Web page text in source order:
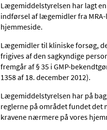
Lægemiddelstyrelsen har lagt
indførsel af lægemidler fra
hjemmeside.
Lægemidler til kliniske forsøg,
frigives af den sagkyndige
fremgår af § 35 i GMP-
1358 af 18. december 2012).
Lægemiddelstyrelsen har på
reglerne på området fundet det
kravene nærmere på vores